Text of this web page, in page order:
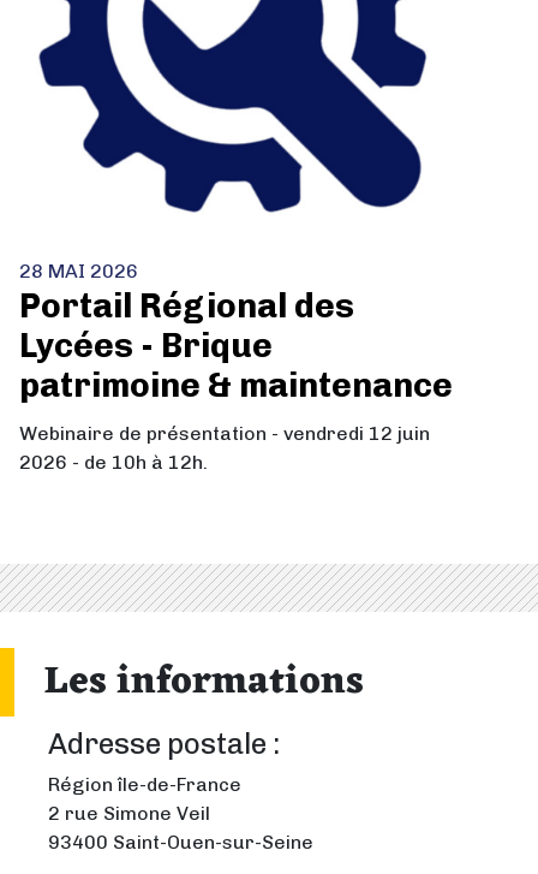
28 MAI 2026
Portail Régional des
Lycées - Brique
patrimoine & maintenance
Webinaire de présentation - vendredi 12 juin
2026 - de 10h à 12h.
Les informations
Adresse postale :
Région île-de-France
2 rue Simone Veil
93400 Saint-Ouen-sur-Seine